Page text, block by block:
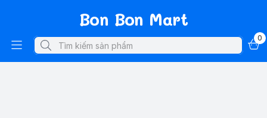
Bon Bon Mart
0